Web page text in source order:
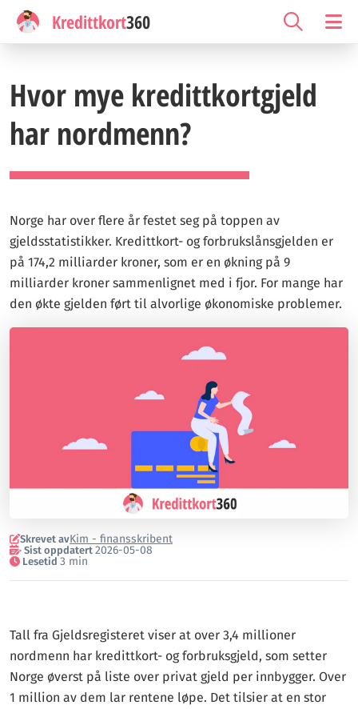
Kredittkort360
Hvor mye kredittkortgjeld
har nordmenn?
Norge har over flere år festet seg på toppen av
gjeldsstatistikker. Kredittkort- og forbrukslånsgjelden er
på 174,2 milliarder kroner, som er en økning på 9
milliarder kroner sammenlignet med i fjor. For mange har
den økte gjelden ført til alvorlige økonomiske problemer.
Skrevet avKim - finansskribent
Sist oppdatert 2026-05-08
Lesetid 3 min
Tall fra Gjeldsregisteret viser at over 3,4 millioner
nordmenn har kredittkort- og forbruksgjeld, som setter
Norge øverst på liste over privat gjeld per innbygger. Over
1 million av dem lar rentene løpe. Det tilsier at en stor